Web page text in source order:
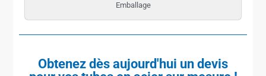
Emballage
Obtenez dès aujourd'hui un devis